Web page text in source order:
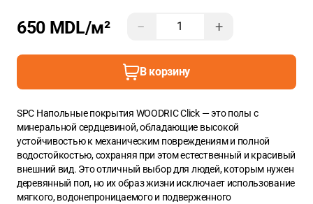
650 MDL/м² − +
В корзину
SPC Напольные покрытия WOODRIC Click — это полы с
минеральной сердцевиной, обладающие высокой
устойчивостью к механическим повреждениям и полной
водостойкостью, сохраняя при этом естественный и красивый
внешний вид. Это отличный выбор для людей, которым нужен
деревянный пол, но их образ жизни исключает использование
мягкого, водонепроницаемого и подверженного